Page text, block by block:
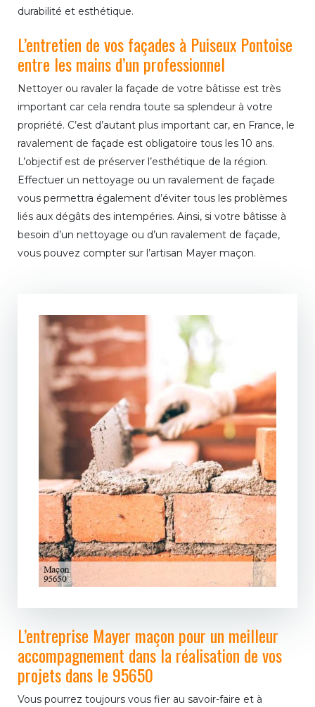
durabilité et esthétique.
L’entretien de vos façades à Puiseux Pontoise
entre les mains d’un professionnel
Nettoyer ou ravaler la façade de votre bâtisse est très
important car cela rendra toute sa splendeur à votre
propriété. C’est d’autant plus important car, en France, le
ravalement de façade est obligatoire tous les 10 ans.
L’objectif est de préserver l’esthétique de la région.
Effectuer un nettoyage ou un ravalement de façade
vous permettra également d’éviter tous les problèmes
liés aux dégâts des intempéries. Ainsi, si votre bâtisse à
besoin d’un nettoyage ou d’un ravalement de façade,
vous pouvez compter sur l’artisan Mayer maçon.
L’entreprise Mayer maçon pour un meilleur
accompagnement dans la réalisation de vos
projets dans le 95650
Vous pourrez toujours vous fier au savoir-faire et à